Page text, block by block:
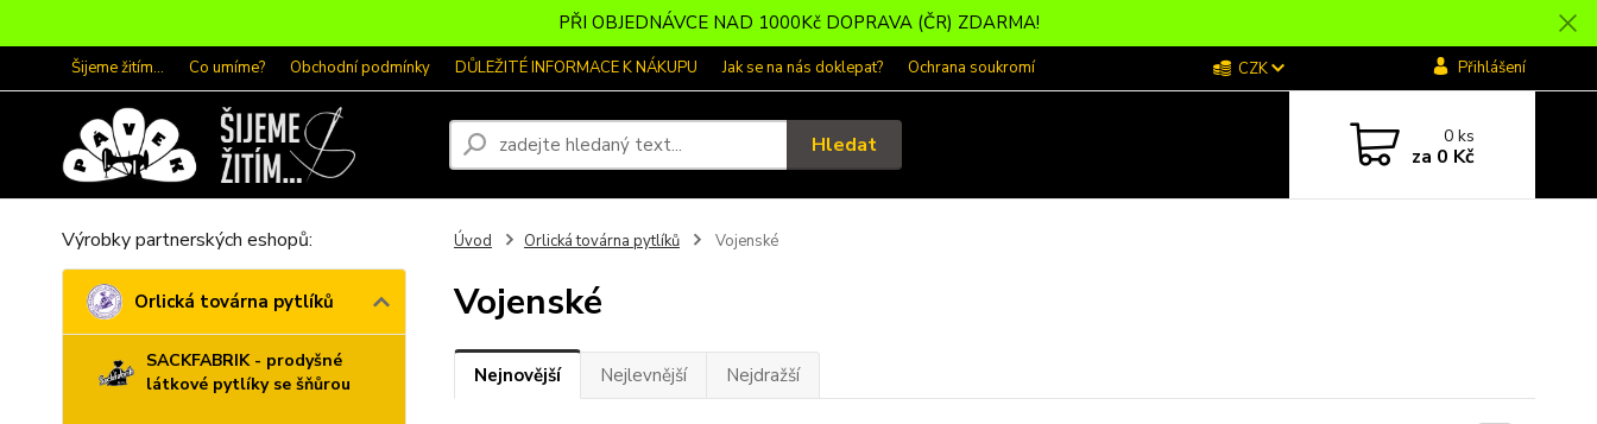
PŘI OBJEDNÁVCE NAD 1000Kč DOPRAVA (ČR) ZDARMA!
Šijeme žitím... Co umíme? Obchodní podmínky DŮLEŽITÉ INFORMACE K NÁKUPU Jak se na nás doklepat? Ochrana soukromí CZK Přihlášení
Hledat 0ks
za 0 Kč
Výrobky partnerských eshopů:
Orlická továrna pytlíků
SACKFABRIK - prodyšné
látkové pytlíky se šňůrou
Úvod Orlická továrna pytlíků Vojenské
Vojenské
Nejnovější Nejlevnější Nejdražší